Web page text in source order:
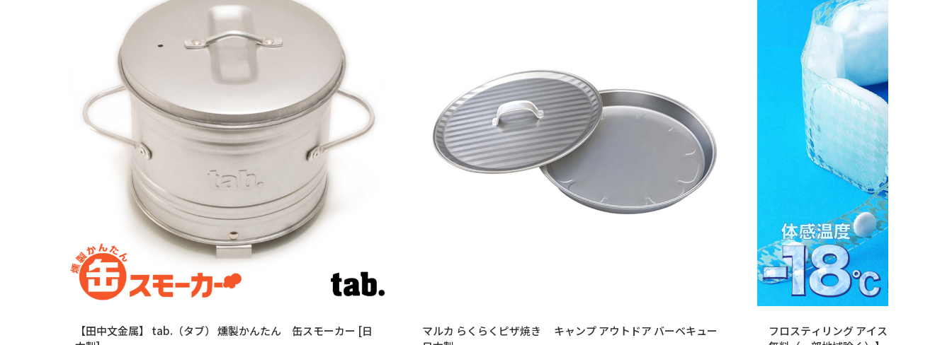
【田中文金属】 tab.（タブ） 燻製かんたん 缶スモーカー [日
マルカ らくらくピザ焼き キャンプ アウトドア バーベキュー
フロスティリング アイスリング 冷却